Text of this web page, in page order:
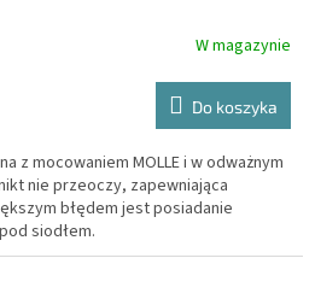
W magazynie
Do koszyka
z mocowaniem MOLLE i w odważnym
nie przeoczy, zapewniająca
błędem jest posiadanie
siodłem.